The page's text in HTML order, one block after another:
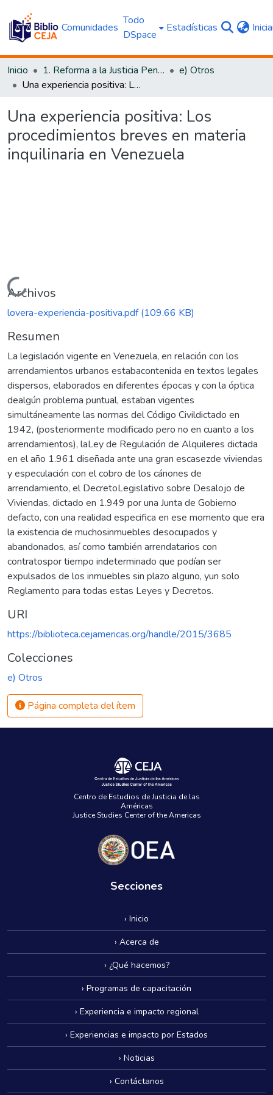
Comunidades
Todo
DSpace
Estadísticas
Inicio 1. Reforma a la Justicia Penal
e) Otros
Una experiencia positiva: Los procedimientos breves en materia inquilinaria en Venezuela
Una experiencia positiva: Los
procedimientos breves en materia
inquilinaria en Venezuela
Cargando...
Archivos
lovera-experiencia-positiva.pdf(109.66 KB)
Resumen
La legislación vigente en Venezuela, en relación con los
arrendamientos urbanos estabacontenida en textos legales
dispersos, elaborados en diferentes épocas y con la óptica
dealgún problema puntual, estaban vigentes
simultáneamente las normas del Código Civildictado en
1942, (posteriormente modificado pero no en cuanto a los
arrendamientos), laLey de Regulación de Alquileres dictada
en el año 1.961 diseñada ante una gran escasezde viviendas
y especulación con el cobro de los cánones de
arrendamiento, el DecretoLegislativo sobre Desalojo de
Viviendas, dictado en 1.949 por una Junta de Gobierno
defacto, con una realidad especifica en ese momento que era
la existencia de muchosinmuebles desocupados y
abandonados, así como también arrendatarios con
contratospor tiempo indeterminado que podían ser
expulsados de los inmuebles sin plazo alguno, yun solo
Reglamento para todas estas Leyes y Decretos.
URI
https://biblioteca.cejamericas.org/handle/2015/3685
Colecciones
e) Otros
Página completa del ítem
Centro de Estudios de Justicia de las
Américas
Justice Studies Center of the Americas
Secciones
› Inicio
› Acerca de
› ¿Qué hacemos?
› Programas de capacitación
› Experiencia e impacto regional
› Experiencias e impacto por Estados
› Noticias
› Contáctanos